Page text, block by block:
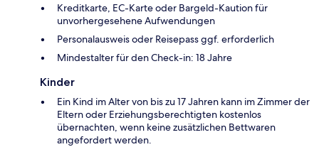
Kreditkarte, EC-Karte oder Bargeld-Kaution für
unvorhergesehene Aufwendungen
Personalausweis oder Reisepass ggf. erforderlich
Mindestalter für den Check-in: 18 Jahre
Kinder
Ein Kind im Alter von bis zu 17 Jahren kann im Zimmer der
Eltern oder Erziehungsberechtigten kostenlos
übernachten, wenn keine zusätzlichen Bettwaren
angefordert werden.